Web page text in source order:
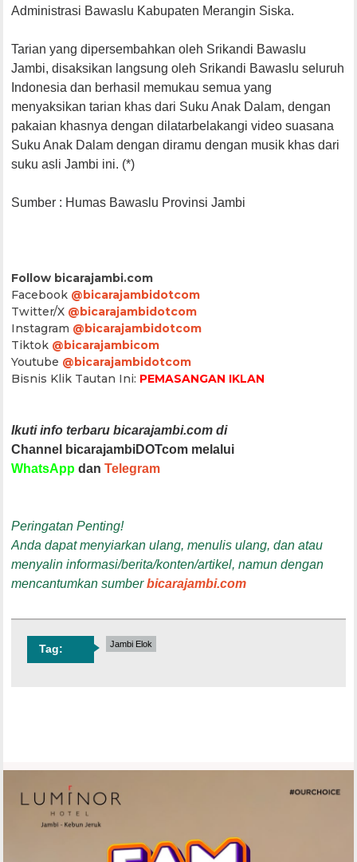
Administrasi Bawaslu Kabupaten Merangin Siska.
Tarian yang dipersembahkan oleh Srikandi Bawaslu
Jambi, disaksikan langsung oleh Srikandi Bawaslu seluruh
Indonesia dan berhasil memukau semua yang
menyaksikan tarian khas dari Suku Anak Dalam, dengan
pakaian khasnya dengan dilatarbelakangi video suasana
Suku Anak Dalam dengan diramu dengan musik khas dari
suku asli Jambi ini. (*)
Sumber : Humas Bawaslu Provinsi Jambi
Follow bicarajambi.com
Facebook @bicarajambidotcom
Twitter/X @bicarajambidotcom
Instagram @bicarajambidotcom
Tiktok @bicarajambicom
Youtube @bicarajambidotcom
Bisnis Klik Tautan Ini: PEMASANGAN IKLAN
Ikuti info terbaru bicarajambi.com di
Channel bicarajambiDOTcom melalui
WhatsApp danTelegram
Peringatan Penting!
Anda dapat menyiarkan ulang, menulis ulang, dan atau
menyalin informasi/berita/konten/artikel, namun dengan
mencantumkan sumberbicarajambi.com
Tag: Jambi Elok